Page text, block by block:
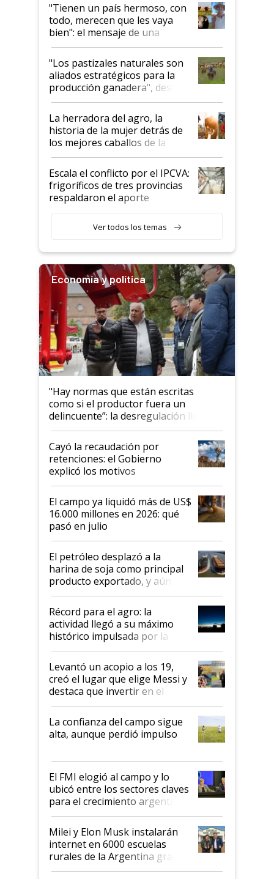
"Tienen un país hermoso, con
todo, merecen que les vaya
bien": el mensaje de una
ganadera uruguaya sobre las
oportunidades que se abren
para el agro en Argentina, con
foco en la carne
"Los pastizales naturales son
aliados estratégicos para la
producción ganadera", destaca
la iniciativa que ya reúne a 46
establecimientos en Argentina
La herradora del agro, la
historia de la mujer detrás de
los mejores caballos de la
Argentina y los mitos que
todavía hacen sufrir a estos
animales: "Mientras me
descalificaban, yo seguí
haciendo currículum"
Escala el conflicto por el IPCVA:
frigoríficos de tres provincias
respaldaron el aporte
Ver todos los temas
Economía y política
"Hay normas que están escritas
como si el productor fuera un
delincuente”: la desregulación llegó
al Congreso Aapresid y hasta se
habló del financiamiento al IPCVA
Cayó la recaudación por
retenciones: el Gobierno
explicó los motivos
El campo ya liquidó más de US$
16.000 millones en 2026: qué
pasó en julio
El petróleo desplazó a la
harina de soja como principal
producto exportado, y aún así
el agro aportó casi seis de cada
diez dólares y sostuvo el
liderazgo en un semestre
récord
Récord para el agro: la
actividad llegó a su máximo
histórico impulsada por la
cosecha y las exportaciones
Levantó un acopio a los 19,
creó el lugar que elige Messi y
destaca que invertir en el
kirchnerismo era como "darle
plata a un hijo para droga":
Juan Félix Rossetti, el libertario
que de una dura crisis salió
de Milei
La confianza del campo sigue
alta, aunque perdió impulso
El FMI elogió al campo y lo
ubicó entre los sectores claves
para el crecimiento argentino
Milei y Elon Musk instalarán
internet en 6000 escuelas
rurales de la Argentina gracias
a un acuerdo con Starlink